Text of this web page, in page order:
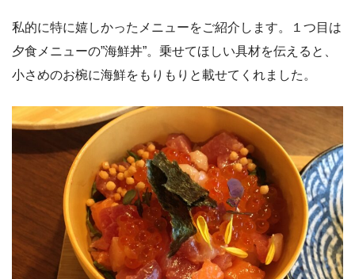
私的に特に嬉しかったメニューをご紹介します。１つ目は
夕食メニューの”海鮮丼”。乗せてほしい具材を伝えると、
小さめのお椀に海鮮をもりもりと載せてくれました。